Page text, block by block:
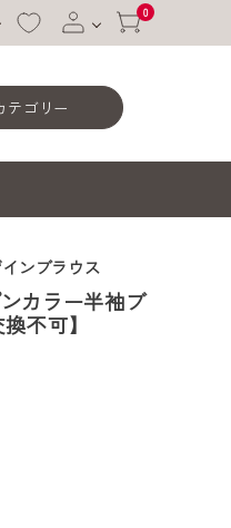
会員登録
0
テゴリー
ンブラウス
カラー半袖ブ
不可】